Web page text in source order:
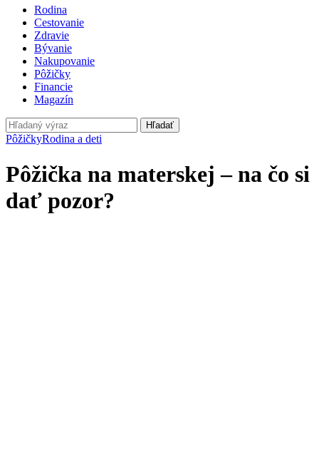
Rodina
Cestovanie
Zdravie
Bývanie
Nakupovanie
Pôžičky
Financie
Magazín
Hľadať
PôžičkyRodina a deti
Pôžička na materskej – na čo si
dať pozor?